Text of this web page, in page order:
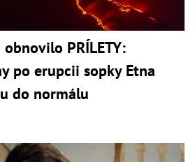
PRÍLETY:
po erupcii sopky Etna
do normálu